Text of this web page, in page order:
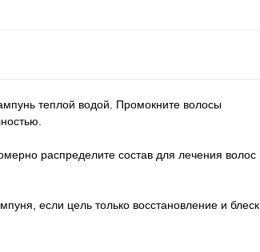
теплой водой. Промокните волосы
распределите состав для лечения волос
если цель только восстановление и блеск